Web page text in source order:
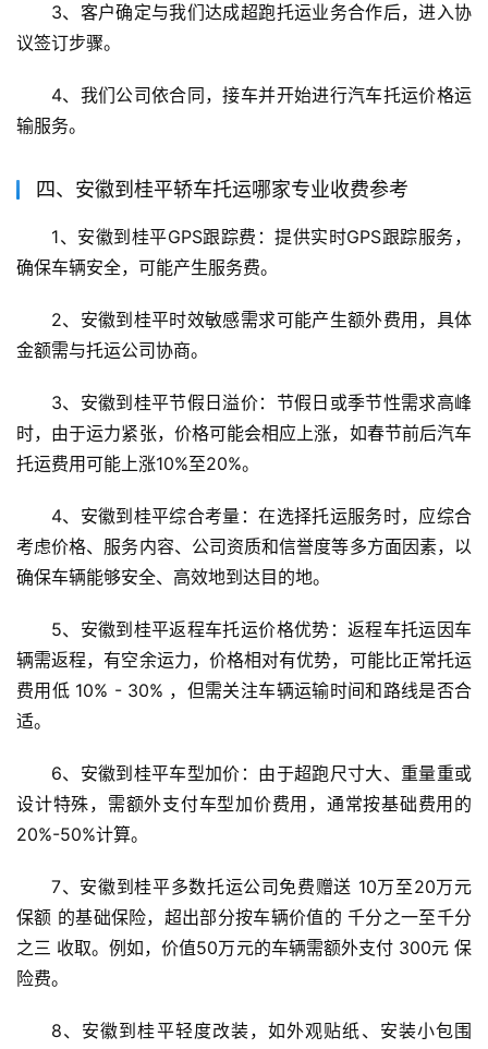
3、客户确定与我们达成超跑托运业务合作后，进入协
议签订步骤。
4、我们公司依合同，接车并开始进行汽车托运价格运
输服务。
四、安徽到桂平轿车托运哪家专业收费参考
1、安徽到桂平GPS跟踪费：提供实时GPS跟踪服务，
确保车辆安全，可能产生服务费。
2、安徽到桂平时效敏感需求可能产生额外费用，具体
金额需与托运公司协商。
3、安徽到桂平节假日溢价：节假日或季节性需求高峰
时，由于运力紧张，价格可能会相应上涨，如春节前后汽车
托运费用可能上涨10%至20%。
4、安徽到桂平综合考量：在选择托运服务时，应综合
考虑价格、服务内容、公司资质和信誉度等多方面因素，以
确保车辆能够安全、高效地到达目的地。
5、安徽到桂平返程车托运价格优势：返程车托运因车
辆需返程，有空余运力，价格相对有优势，可能比正常托运
费用低 10% - 30% ，但需关注车辆运输时间和路线是否合
适。
6、安徽到桂平车型加价：由于超跑尺寸大、重量重或
设计特殊，需额外支付车型加价费用，通常按基础费用的
20%-50%计算。
7、安徽到桂平多数托运公司免费赠送 10万至20万元
保额 的基础保险，超出部分按车辆价值的 千分之一至千分
之三 收取。例如，价值50万元的车辆需额外支付 300元 保
险费。
8、安徽到桂平轻度改装，如外观贴纸、安装小包围